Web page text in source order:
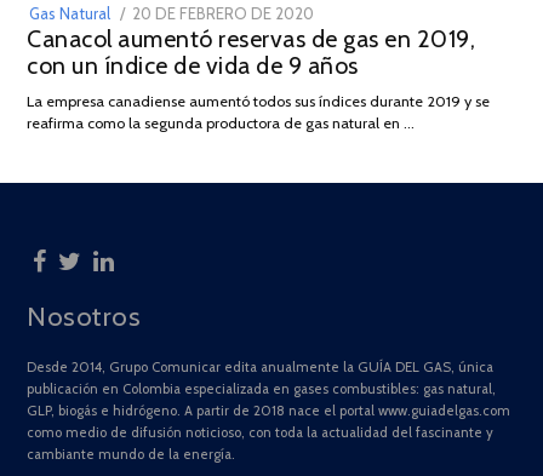
Gas Natural
POSTED
ON
20 DE FEBRERO DE 2020
DE
JULIO
2025
Canacol aumentó reservas de gas en 2019,
con un índice de vida de 9 años
La empresa canadiense aumentó todos sus índices durante 2019 y se
reafirma como la segunda productora de gas natural en …
Nosotros
Desde 2014, Grupo Comunicar edita anualmente la GUÍA DEL GAS, única
publicación en Colombia especializada en gases combustibles: gas natural,
GLP, biogás e hidrógeno. A partir de 2018 nace el portal www.guiadelgas.com
como medio de difusión noticioso, con toda la actualidad del fascinante y
cambiante mundo de la energía.